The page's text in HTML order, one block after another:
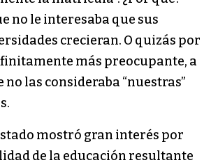
no le interesaba que sus
crecieran. O quizás por
más preocupante, a
no las consideraba “nuestras”
mostró gran interés por
de la educación resultante